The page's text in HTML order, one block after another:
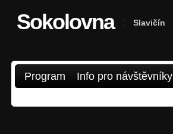
Sokolovna Slavičín
Program Info pro návštěvníky